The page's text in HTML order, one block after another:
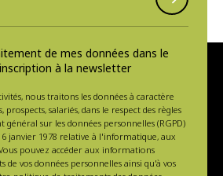
de mes données dans le
à la newsletter
nous traitons les données à caractère
prospects, salariés, dans le respect des règles
général sur les données personnelles (RGPD)
janvier 1978 relative à l'informatique, aux
pouvez accéder aux informations
de vos données personnelles ainsi qu'à vos